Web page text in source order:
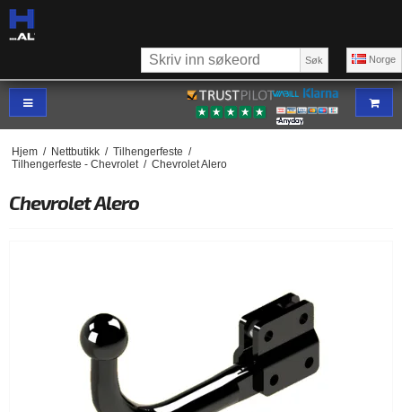
Norge
Søk
Hjem / Nettbutikk / Tilhengerfeste /
Tilhengerfeste - Chevrolet / Chevrolet Alero
Chevrolet Alero